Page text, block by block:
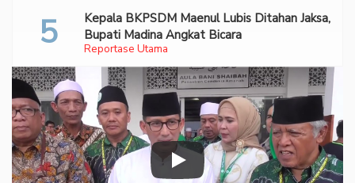
Reportase Utama
Kepala BKPSDM Maenul Lubis Ditahan Jaksa,
Bupati Madina Angkat Bicara